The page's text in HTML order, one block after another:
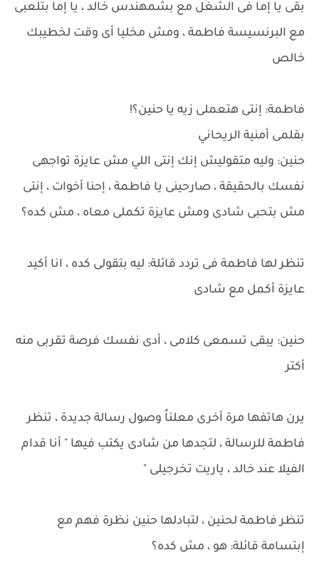
بقى يا إما فى الشغل مع بشمهندس خالد ، يا إما بتلعبى
مع البرنسيسة فاطمة ، ومش مخليا أى وقت لخطيبك
خالص
فاطمة: إنتى هتعملى زيه يا حنين؟!
بقلمى أمنية الريحاني
حنين: وليه متقوليش إنك إنتى اللي مش عايزة تواجهى
نفسك بالحقيقة ، صارحينى يا فاطمة ، إحنا أخوات ، إنتى
مش بتحبى شادى ومش عايزة تكملى معاه ، مش كده؟
تنظر لها فاطمة فى تردد قائلة: ليه بتقولى كده ، انا أكيد
عايزة أكمل مع شادى
حنين: يبقى تسمعى كلامى ، أدى نفسك فرصة تقربى منه
أكتر
يرن هاتفها مرة أخرى معلناُ وصول رسالة جديدة ، تنظر
فاطمة للرسالة ، لتجدها من شادى يكتب فيها " أنا قدام
الفيلا عند خالد ، ياريت تخرجيلى "
تنظر فاطمة لحنين ، لتبادلها حنين نظرة فهم مع
إبتسامة قائلة: هو ، مش كده؟